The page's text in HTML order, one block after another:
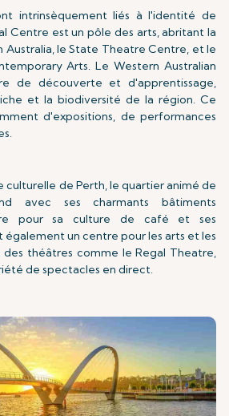
intrinsèquement liés à l'identité de
Centre est un pôle des arts, abritant la
Australia, le State Theatre Centre, et le
Arts. Le Western Australian
de découverte et d'apprentissage,
et la biodiversité de la région. Ce
d'expositions, de performances
culturelle de Perth, le quartier animé de
avec ses charmants bâtiments
pour sa culture de café et ses
également un centre pour les arts et les
des théâtres comme le Regal Theatre,
de spectacles en direct.